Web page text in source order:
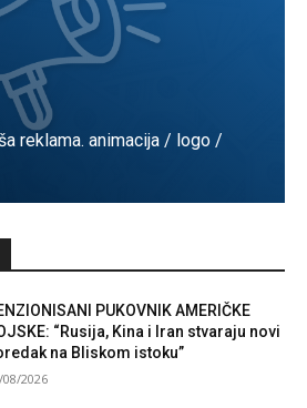
reklama. animacija / logo /
PUKOVNIK AMERIČKE
“Rusija, Kina i Iran stvaraju novi
na Bliskom istoku”
08/2026